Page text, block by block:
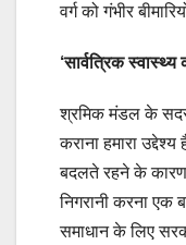
वर्ग को गंभीर
‘सार्वत्रिक स्वास्थ्य
श्रमिक मंडल के
कराना हमारा
बदलते रहने के
निगरानी करना एक
समाधान के लिए